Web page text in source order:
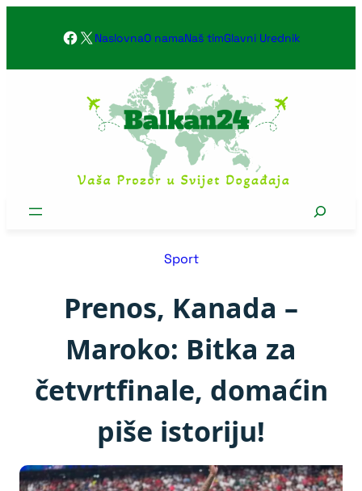
Facebook
X NaslovnaO namaNaš timGlavni Urednik
Search
Sport
Prenos, Kanada –
Maroko: Bitka za
četvrtfinale, domaćin
piše istoriju!